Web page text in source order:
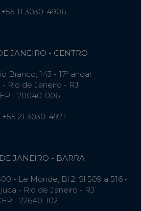
+55 11 3030-4906
JANEIRO - CENTRO
Branco, 143 - 17º andar
Rio de Janeiro - RJ
- 20040-006
+55 21 3030-4921
JANEIRO - BARRA
- Le Monde, Bl 2, Sl 509 a 516 -
- Rio de Janeiro - RJ
- 22640-102​